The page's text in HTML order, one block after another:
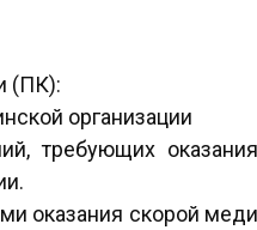
(ПК):
организации
требующих
оказания скорой